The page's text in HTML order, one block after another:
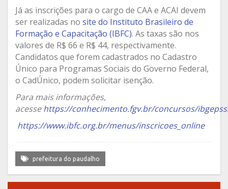
Já as inscrições para o cargo de CAA e ACAI devem
ser realizadas no site do Instituto Brasileiro de
Formação e Capacitação (IBFC). As taxas são nos
valores de R$ 66 e R$ 44, respectivamente.
Candidatos que forem cadastrados no Cadastro
Único para Programas Sociais do Governo Federal,
o CadÚnico, podem solicitar isenção.
Para mais informações,
acessehttps://conhecimento.fgv.br/concursos/
https://www.ibfc.org.br/menus/inscricoes_online
prefeitura do paudalho